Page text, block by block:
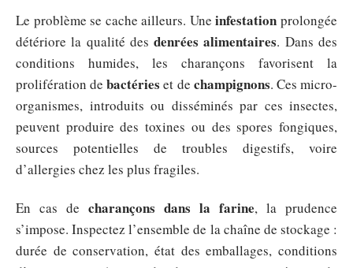
Le problème se cache ailleurs. Uneinfestation prolongée
détériore la qualité desdenrées alimentaires. Dans des
conditions humides, les charançons favorisent la
prolifération debactéries et de champignons. Ces micro-
organismes, introduits ou disséminés par ces insectes,
peuvent produire des toxines ou des spores fongiques,
sources potentielles de troubles digestifs, voire
d’allergies chez les plus fragiles.
En cas de charançons dans la farine, la prudence
s’impose. Inspectez l’ensemble de la chaîne de stockage :
durée de conservation, état des emballages, conditions